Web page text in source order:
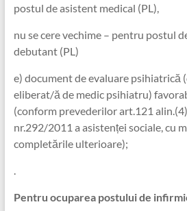
postul de asistent medical (PL),
nu se cere vechime – pentru postul
debutant (PL)
e) document de evaluare psihiatrică
eliberat/ă de medic psihiatru)
(conform prevederilor art.121
nr.292/2011 a asistenței sociale, cu
completările ulterioare);
Pentru ocuparea postului de